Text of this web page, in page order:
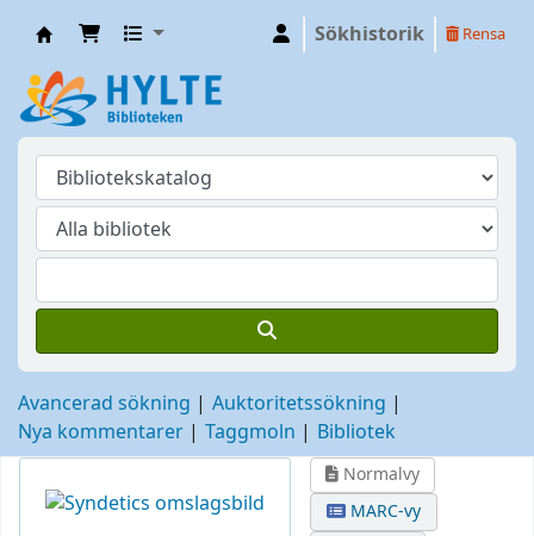
Sökhistorik Rensa
Avancerad sökning
Auktoritetssökning
Nya kommentarer
Taggmoln Bibliotek
Normalvy
MARC-vy